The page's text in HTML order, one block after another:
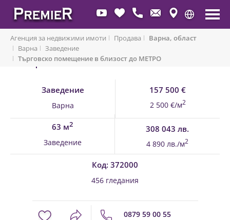
Агенция за недвижими имоти Продава
Варна, област
Варна
Заведение
Търговско помещение в близост до МЕТРО
Обратно към имоти
Заведение
Варна
157 500 €
2 500 €/м2
308 043 лв.
4 890 лв./м2
63 м2
Заведение
Код: 372000
456 гледания
0879 59 00 55